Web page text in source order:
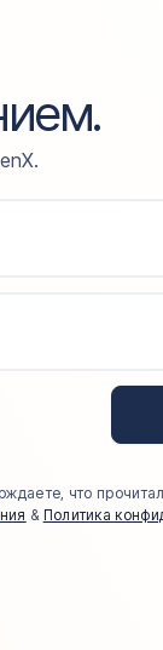
что
& Политика